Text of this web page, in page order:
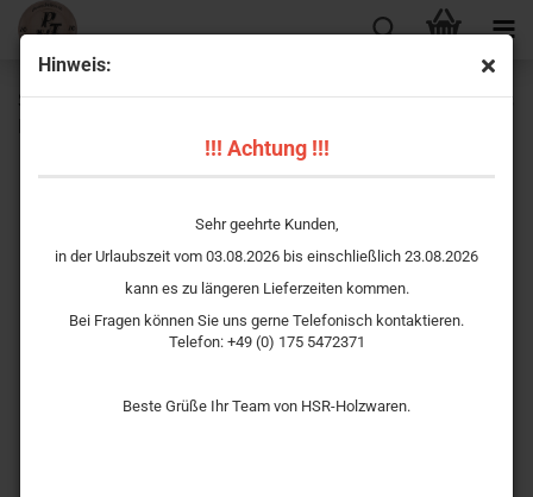
Hinweis:
!!! Achtung !!!
Sehr geehrte Kunden,
in der Urlaubszeit vom 03.08.2026 bis einschließlich 23.08.2026
kann es zu längeren Lieferzeiten kommen.
Bei Fragen können Sie uns gerne Telefonisch kontaktieren.
Telefon: +49 (0) 175 5472371
Beste Grüße Ihr Team von HSR-Holzwaren.
Schützenscheibe Ehrenscheibe „Feldkreuz Landschaft“ aus